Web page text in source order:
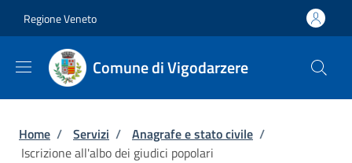
Regione Veneto
Comune di Vigodarzere
Briciole di pane
Home / Servizi / Anagrafe e stato civile /
Iscrizione all'albo dei giudici popolari